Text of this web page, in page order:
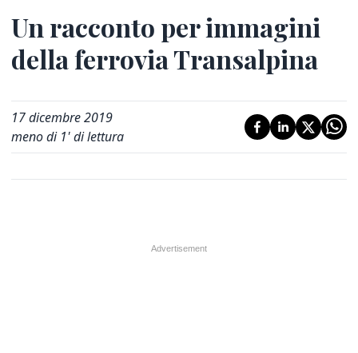
Un racconto per immagini
della ferrovia Transalpina
17 dicembre 2019
meno di 1' di lettura